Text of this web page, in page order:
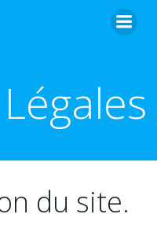
du site.